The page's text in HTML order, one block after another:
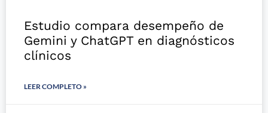
Estudio compara desempeño de
Gemini y ChatGPT en diagnósticos
clínicos
LEER COMPLETO »